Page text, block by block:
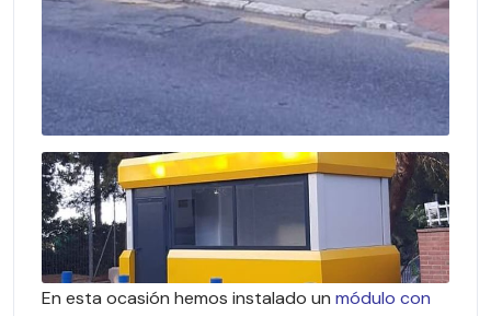
En esta ocasión hemos instalado un módulo con